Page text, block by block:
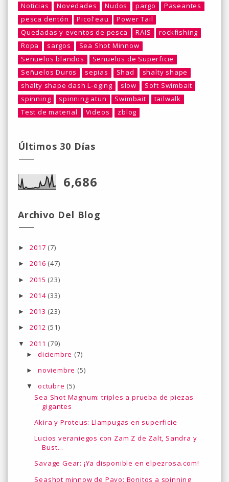
Noticias
Novedades Nudos pargo
Paseantes
pesca dentón
Picol'eau
Power Tail
Quedadas y eventos de pesca
RAIS
rockfishing
Ropa
sargos
Sea Shot Minnow
Señuelos blandos
Señuelos de Superficie
Señuelos Duros
sepias Shad
shalty shape
shalty shape dash L-eging
slow
Soft Swimbait
spinning
spinning atun Swimbait
tailwalk
Test de material
Videos zblog
Últimos 30 Días
6,686
Archivo Del Blog
►2017 (7)
►2016 (47)
►2015 (23)
►2014 (33)
►2013 (23)
►2012 (51)
▼2011 (79)
► diciembre (7)
► noviembre (5)
▼ octubre (5)
Sea Shot Magnum: triples a prueba de piezas
gigantes
Akira y Proteus: Llampugas en superficie
Lucios veraniegos con Zam Z de Zalt, Sandra y
Bust...
Savage Gear: ¡Ya disponible en elpezrosa.com!
Seashot minnow de Payo: Bonitos a spinning